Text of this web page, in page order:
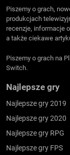
Piszemy o grach,
produkcjach
recenzje, informacje
a także ciekawe
Piszemy o grach na
Switch.
Najlepsze gry
Najlepsze gry 2019
Najlepsze gry 2020
Najlepsze gry RPG
Najlepsze gry FPS